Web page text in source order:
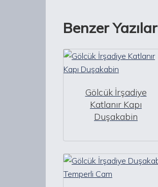
Benzer Yazılar
Gölcük İrşadiye
Katlanır Kapı
Duşakabin